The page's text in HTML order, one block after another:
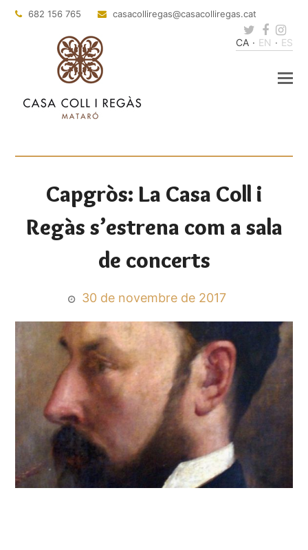
682 156 765 casacolliregas@casacolliregas.cat
Twitter
CA EN ES
Capgròs: La Casa Coll i
Regàs s’estrena com a sala
de concerts
30 de novembre de 2017